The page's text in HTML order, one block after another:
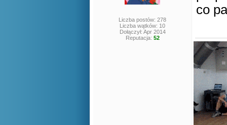
Liczba postów: 278
Liczba wątków: 10
Dołączył: Apr 2014
Reputacja: 52
co